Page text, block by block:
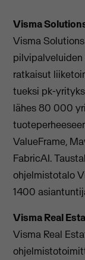
Visma
Visma
ratkaisut
tueksi pk-
lähes 80 000
ValueFrame,
FabricAI.
ohjelmistotalo
1400
Visma Real
Visma Real